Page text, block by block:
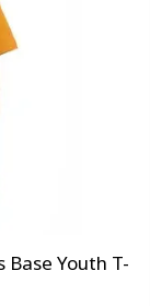
Youth T-